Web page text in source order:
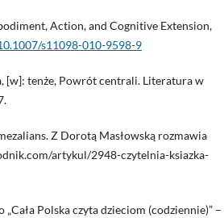
Action, and Cognitive Extension,
s11098-010-9598-9
[w]: tenże, Powrót centrali. Literatura w
Z Dorotą Masłowską rozmawia
artykul/2948-czytelnia-ksiazka-
„Cała Polska czyta dzieciom (codziennie)” –